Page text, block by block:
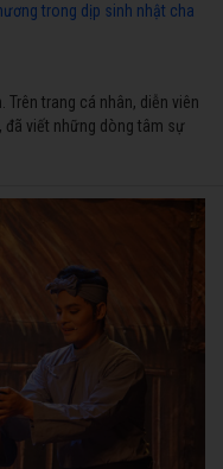
trong dịp sinh nhật cha
Trên trang cá nhân, diễn viên
đã viết những dòng tâm sự